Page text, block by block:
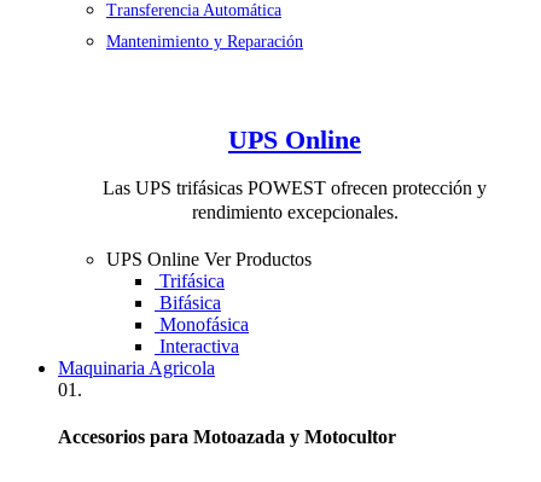
Transferencia Automática
Mantenimiento y Reparación
UPS Online
Las UPS trifásicas POWEST ofrecen protección y
rendimiento excepcionales.
UPS Online Ver Productos
Trifásica
Bifásica
Monofásica
Interactiva
Maquinaria Agricola
01.
Accesorios para Motoazada y Motocultor